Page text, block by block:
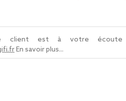
client est à votre écoute
En savoir plus...